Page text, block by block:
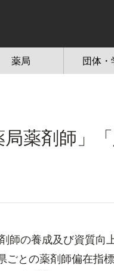
薬局 団体・
薬剤師」「
師の養成及び資質向
ごとの薬剤師偏在指